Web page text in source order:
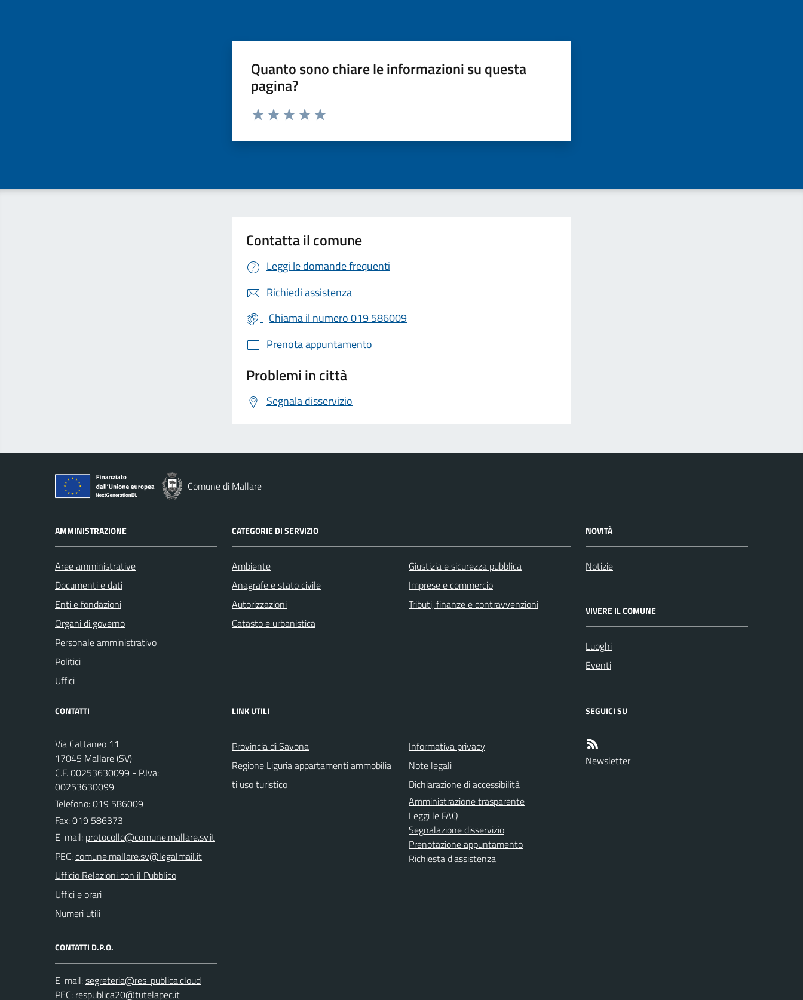
Quanto sono chiare le informazioni su questa
pagina?
Valuta da 1 a 5 stelle la pagina
Contatta il comune
Leggi le domande frequenti
Richiedi assistenza
Chiama il numero 019 586009
Prenota appuntamento
Problemi in città
Segnala disservizio
Comune di Mallare
AMMINISTRAZIONE
Aree amministrative
Documenti e dati
Enti e fondazioni
Organi di governo
Personale amministrativo
Politici
Uffici
CATEGORIE DI SERVIZIO
Ambiente
Anagrafe e stato civile
Autorizzazioni
Catasto e urbanistica
Giustizia e sicurezza pubblica
Imprese e commercio
Tributi, finanze e contravvenzioni
NOVITÀ
Notizie
VIVERE IL COMUNE
Luoghi
Eventi
CONTATTI
Via Cattaneo 11
17045 Mallare (SV)
C.F. 00253630099 - P.Iva:
00253630099
Telefono:019 586009
Fax: 019 586373
E-mail:
PEC:
Ufficio Relazioni con il Pubblico
Uffici e orari
Numeri utili
CONTATTI D.P.O.
E-mail:
PEC:
LINK UTILI
Provincia di Savona
Regione Liguria appartamenti ammobilia
ti uso turistico
Informativa privacy
Note legali
Dichiarazione di accessibilità
Amministrazione trasparente
Leggi le FAQ
Segnalazione disservizio
Prenotazione appuntamento
Richiesta d'assistenza
SEGUICI SU
Newsletter